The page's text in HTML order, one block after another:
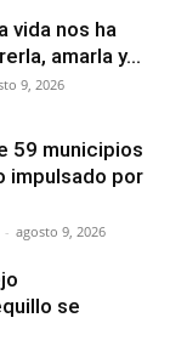
vida nos ha
amarla y...
9, 2026
59 municipios
impulsado por
- agosto 9, 2026
se